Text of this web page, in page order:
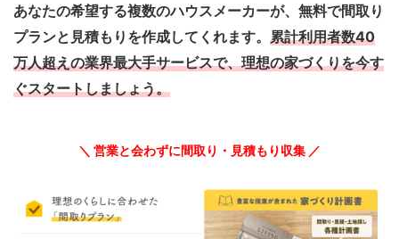
あなたの希望する複数のハウスメーカーが、無料で間取り
プランと見積もりを作成してくれます。 累計利用者数40
万人超えの業界最大手サービスで、理想の家づくりを今す
ぐスタートしましょう。
＼ 営業と会わずに間取り・見積もり収集 ／